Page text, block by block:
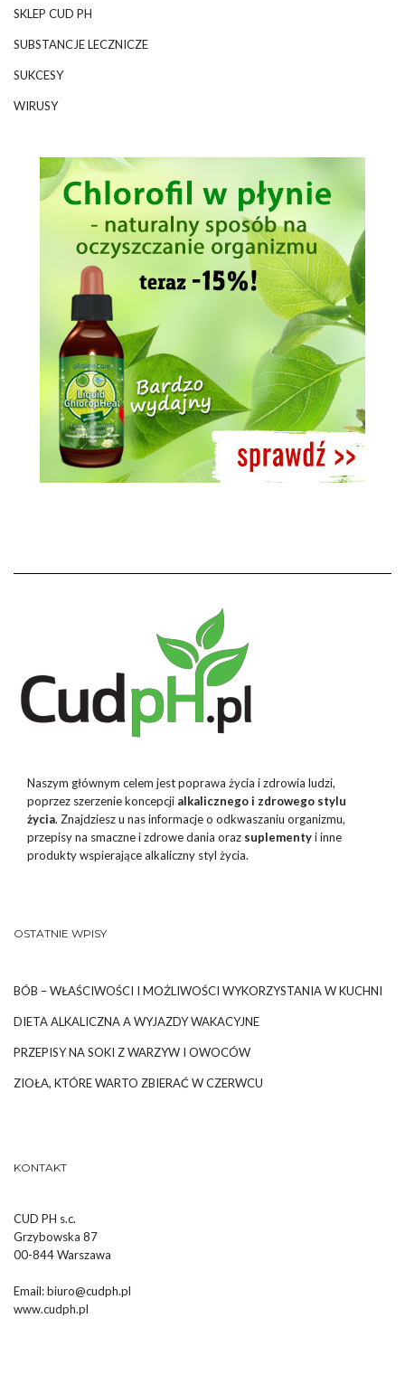
SKLEP CUD PH
SUBSTANCJE LECZNICZE
SUKCESY
WIRUSY
Naszym głównym celem jest poprawa życia i zdrowia ludzi,
poprzez szerzenie koncepcji alkalicznego i zdrowego stylu
życia. Znajdziesz u nas informacje o odkwaszaniu organizmu,
przepisy na smaczne i zdrowe dania oraz suplementyi inne
produkty wspierające alkaliczny styl życia.
OSTATNIE WPISY
BÓB – WŁAŚCIWOŚCI I MOŻLIWOŚCI WYKORZYSTANIA W KUCHNI
DIETA ALKALICZNA A WYJAZDY WAKACYJNE
PRZEPISY NA SOKI Z WARZYW I OWOCÓW
ZIOŁA, KTÓRE WARTO ZBIERAĆ W CZERWCU
KONTAKT
CUD PH s.c.
Grzybowska 87
00-844 Warszawa
Email:biuro@cudph.pl
www.cudph.pl